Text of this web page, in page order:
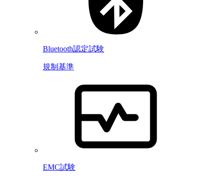
Bluetooth認定試験
規制基準
EMC試験